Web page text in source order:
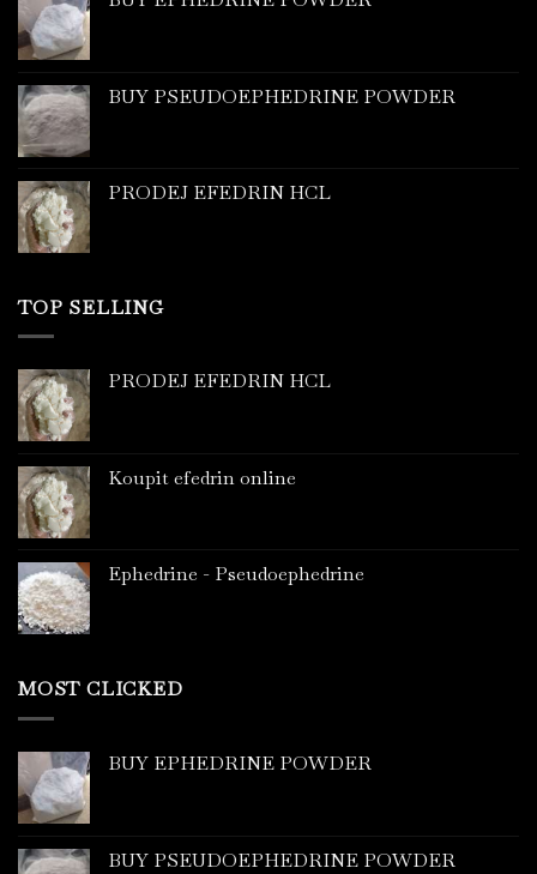
BUY PSEUDOEPHEDRINE POWDER
PRODEJ EFEDRIN HCL
TOP SELLING
PRODEJ EFEDRIN HCL
Koupit efedrin online
Ephedrine - Pseudoephedrine
MOST CLICKED
BUY EPHEDRINE POWDER
BUY PSEUDOEPHEDRINE POWDER